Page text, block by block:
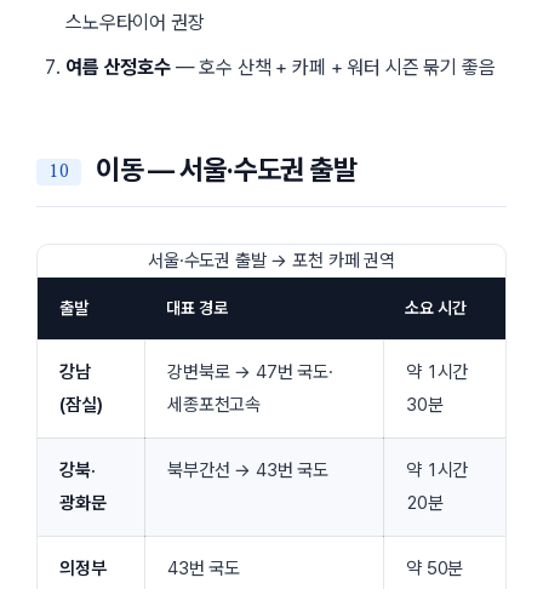
스노우타이어 권장
여름 산정호수— 호수 산책 + 카페 + 워터 시즌 묶기 좋음
이동 — 서울·수도권 출발
출발 대표 경로 소요 시간
강남
(잠실)
강변북로 → 47번 국도·
세종포천고속
약 1시간
30분
강북·
광화문
북부간선 → 43번 국도
약 1시간
20분
의정부 43번 국도
약 50분
서울·수도권 출발 → 포천 카페 권역